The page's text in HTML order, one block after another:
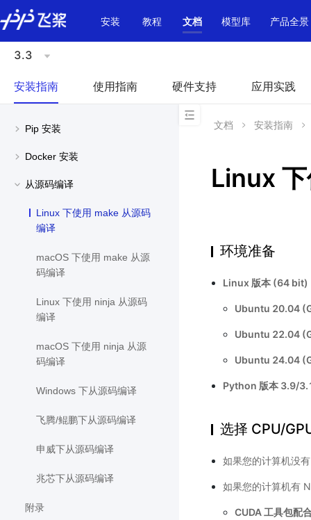
\u200E
安装
教程 文档 模型库 产品全景
3.3
安装指南 使用指南 硬件支持 应用实践
Pip 安装
Docker 安装
从源码编译
Linux 下使用 make 从源码
编译
macOS 下使用 make 从源
码编译
Linux 下使用 ninja 从源码
编译
macOS 下使用 ninja 从源
码编译
Windows 下从源码编译
飞腾/鲲鹏下从源码编译
申威下从源码编译
兆芯下从源码编译
附录
文档 安装指南
Linux
环境准备
Linux 版本 (64 bit)
Ubuntu 20.04
Ubuntu 22.04
Ubuntu 24.04
Python 版本 3.9/
选择 CPU/
如果您的计算机没
如果您的计算机有
CUDA 工具包配